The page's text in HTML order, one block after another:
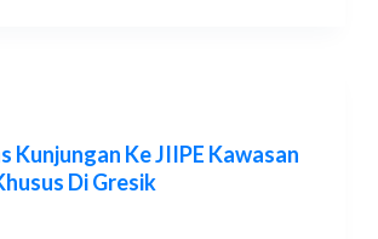
Kunjungan Ke JIIPE Kawasan
Di Gresik